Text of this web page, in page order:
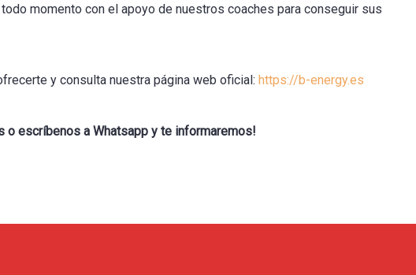
momento con el apoyo de nuestros coaches para conseguir sus
y consulta nuestra página web oficial:https://b-energy.es
o escríbenos a Whatsapp y te informaremos!